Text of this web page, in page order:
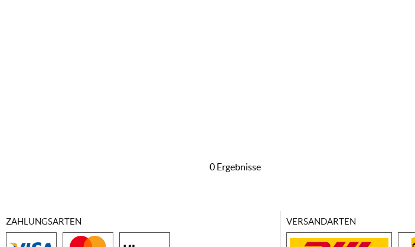
0 Ergebnisse
ZAHLUNGSARTEN VERSANDARTEN